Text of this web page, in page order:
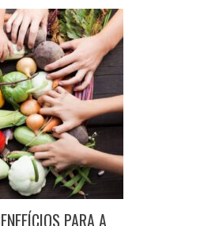
PARA A